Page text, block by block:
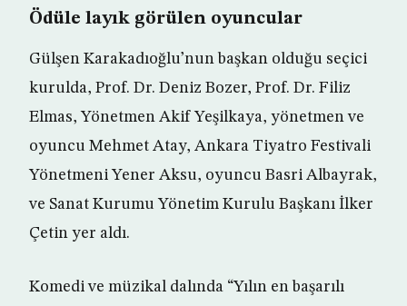
Ödüle layık görülen oyuncular
Gülşen Karakadıoğlu’nun başkan olduğu seçici
kurulda, Prof. Dr. Deniz Bozer, Prof. Dr. Filiz
Elmas, Yönetmen Akif Yeşilkaya, yönetmen ve
oyuncu Mehmet Atay, Ankara Tiyatro Festivali
Yönetmeni Yener Aksu, oyuncu Basri Albayrak,
ve Sanat Kurumu Yönetim Kurulu Başkanı İlker
Çetin yer aldı.
Komedi ve müzikal dalında “Yılın en başarılı